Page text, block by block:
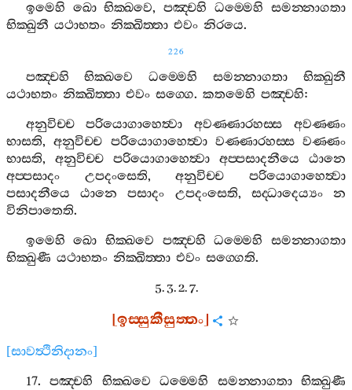
ඉමෙහි ඛො භික‍්ඛවෙ,පඤ‍්චහි ධම‍්මෙහි සමන‍්නාගතා
භික‍්ඛුනී යථාභතං නික‍්ඛිත‍්තා එවං නිරයෙ.
226
පඤ‍්චහි භික‍්ඛවෙ ධම‍්මෙහි සමන‍්නාගතා
භික‍්ඛුනී
යථාභතං නික‍්ඛිත‍්තා එවං සග‍්ගෙ. කතමෙහි පඤ‍්චහි:
අනුවිච‍්ච
පරියොගාහෙත්‍වා අවණ‍්ණාරහස‍්ස
අවණ‍්ණං
භාසති,අනුවිච‍්ච පරියොගාහෙත්‍වා වණ‍්ණාරහස‍්ස වණ‍්ණං
භාසති, අනුවිච‍්ච පරියොගාහෙත්‍වා අප‍්පසාදනීයෙ
ඨානෙ
අප‍්පසාදං
උපදංසෙති,අනුවිච‍්ච
පරියොගාහෙත්‍වා
පසාදනීයෙ
ඨානෙ පසාදං උපදංසෙති, සද‍්ධාදෙය්‍යං
න
විනිපාතෙති.
ඉමෙහි ඛො භික‍්ඛවෙ පඤ‍්චහි ධම‍්මෙහි
සමන‍්නාගතා
භික‍්ඛුණී යථාභතං නික‍්ඛිත‍්තා එවං සග‍්ගෙති.
5. 3. 2. 7.
[ඉස‍්සුකීසුත‍්තං]
[සාවත්‍ථිනිදානං]
17.පඤ‍්චහි භික‍්ඛවෙ ධම‍්මෙහි සමන‍්නාගතා
භික‍්ඛුණී